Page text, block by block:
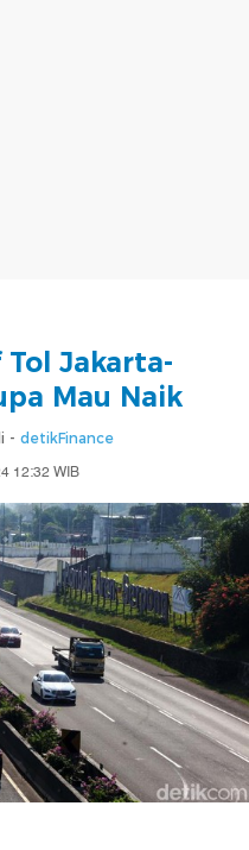
Jakarta-
Mau Naik
- detikFinance
12:32 WIB